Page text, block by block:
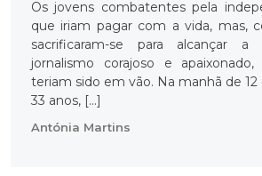
Os jovens combatentes pela
que iriam pagar com a vida, mas,
sacrificaram-se para alcançar
jornalismo corajoso e apaixonado,
teriam sido em vão. Na manhã de
33 anos, […]
Antónia Martins